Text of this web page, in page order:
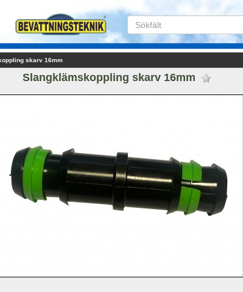
skarv 16mm
Slangklämskoppling skarv 16mm